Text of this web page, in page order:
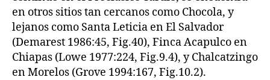
en otros sitios tan cercanos como Chocola, y
lejanos como Santa Leticia en El Salvador
(Demarest 1986:45, Fig.40), Finca Acapulco en
Chiapas (Lowe 1977:224, Fig.9.4), y Chalcatzingo
en Morelos (Grove 1994:167, Fig.10.2).